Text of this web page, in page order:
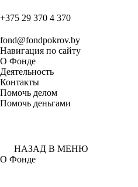
+375 29 370 4 370
fond@fondpokrov.by
Навигация по сайту
О Фонде
Деятельность
Контакты
Помочь делом
Помочь деньгами
НАЗАД В МЕНЮ
О Фонде